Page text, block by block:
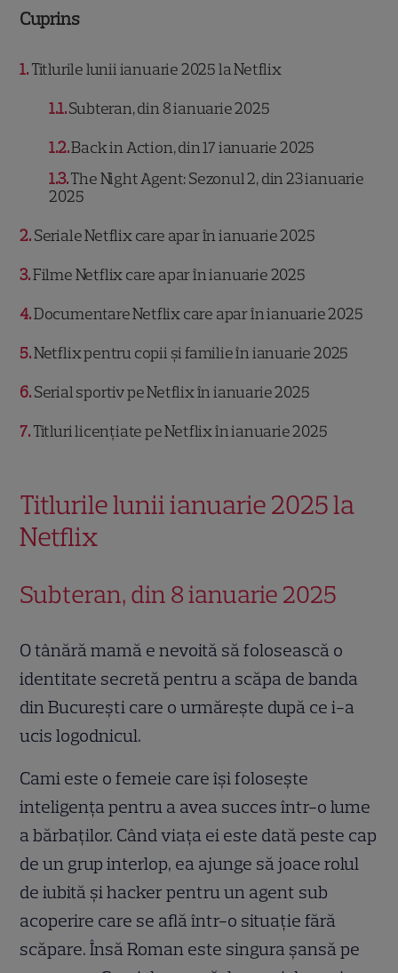
Cuprins
1 Titlurile lunii ianuarie 2025 la Netflix
1.1Subteran, din 8 ianuarie 2025
1.2Back in Action, din 17 ianuarie 2025
1.3The Night Agent: Sezonul 2, din 23 ianuarie
2025
2 Seriale Netflix care apar în ianuarie 2025
3 Filme Netflix care apar în ianuarie 2025
4 Documentare Netflix care apar în ianuarie 2025
5 Netflix pentru copii și familie în ianuarie 2025
6 Serial sportiv pe Netflix în ianuarie 2025
7 Titluri licențiate pe Netflix în ianuarie 2025
Titlurile lunii ianuarie 2025 la
Netflix
Subteran, din 8 ianuarie 2025
O tânără mamă e nevoită să folosească o
identitate secretă pentru a scăpa de banda
din București care o urmărește după ce i-a
ucis logodnicul.
Cami este o femeie care își folosește
inteligența pentru a avea succes într-o lume
a bărbaților. Când viața ei este dată peste cap
de un grup interlop, ea ajunge să joace rolul
de iubită și hacker pentru un agent sub
acoperire care se află într-o situație fără
scăpare. Însă Roman este singura șansă pe